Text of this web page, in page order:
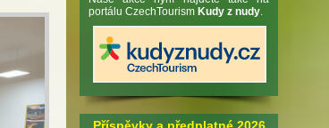
portálu CzechTourism Kudy z nudy